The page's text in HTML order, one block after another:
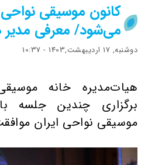
کانون موسیقی
می‌شود/ معرفی
دوشنبه, 17 اردیبهشت,1403 - 10:37
هیات‌مدیره خانه
برگزاری چندین جلسه
موسیقی نواحی ایران